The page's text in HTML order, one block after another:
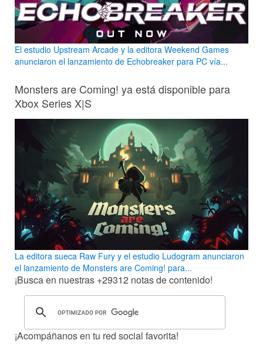
El estudio Upstream Arcade y la editora Weekend Games
anunciaron el lanzamiento de Echobreaker para PC vía...
Monsters are Coming! ya está disponible para
Xbox Series X|S
La editora sueca Raw Fury y el estudio Ludogram anunciaron
el lanzamiento de Monsters are Coming! para...
¡Busca en nuestras +29312 notas de contenido!
¡Acompáñanos en tu red social favorita!